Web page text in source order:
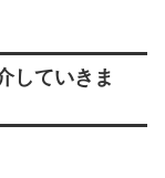
していきま